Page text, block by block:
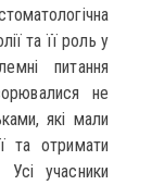
та її роль у
питання
не
які мали
та отримати
Усі учасники